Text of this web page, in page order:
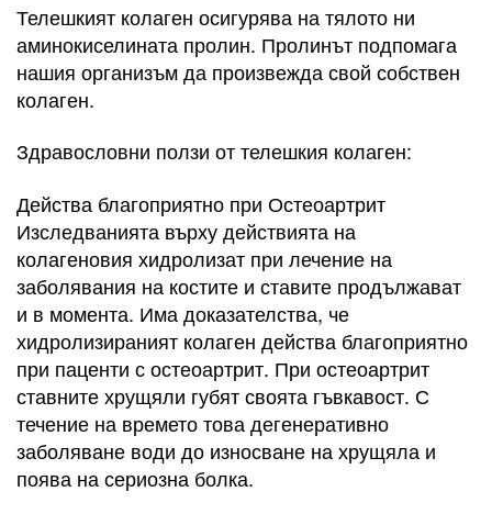
Телешкият колаген осигурява на тялото ни
аминокиселината пролин. Пролинът подпомага
нашия организъм да произвежда свой собствен
колаген.
Здравословни ползи от телешкия колаген:
Действа благоприятно при Остеоартрит
Изследванията върху действията на
колагеновия хидролизат при лечение на
заболявания на костите и ставите продължават
и в момента. Има доказателства, че
хидролизираният колаген действа благоприятно
при паценти с остеоартрит. При остеоартрит
ставните хрущяли губят своята гъвкавост. С
течение на времето това дегенеративно
заболяване води до износване на хрущяла и
поява на сериозна болка.